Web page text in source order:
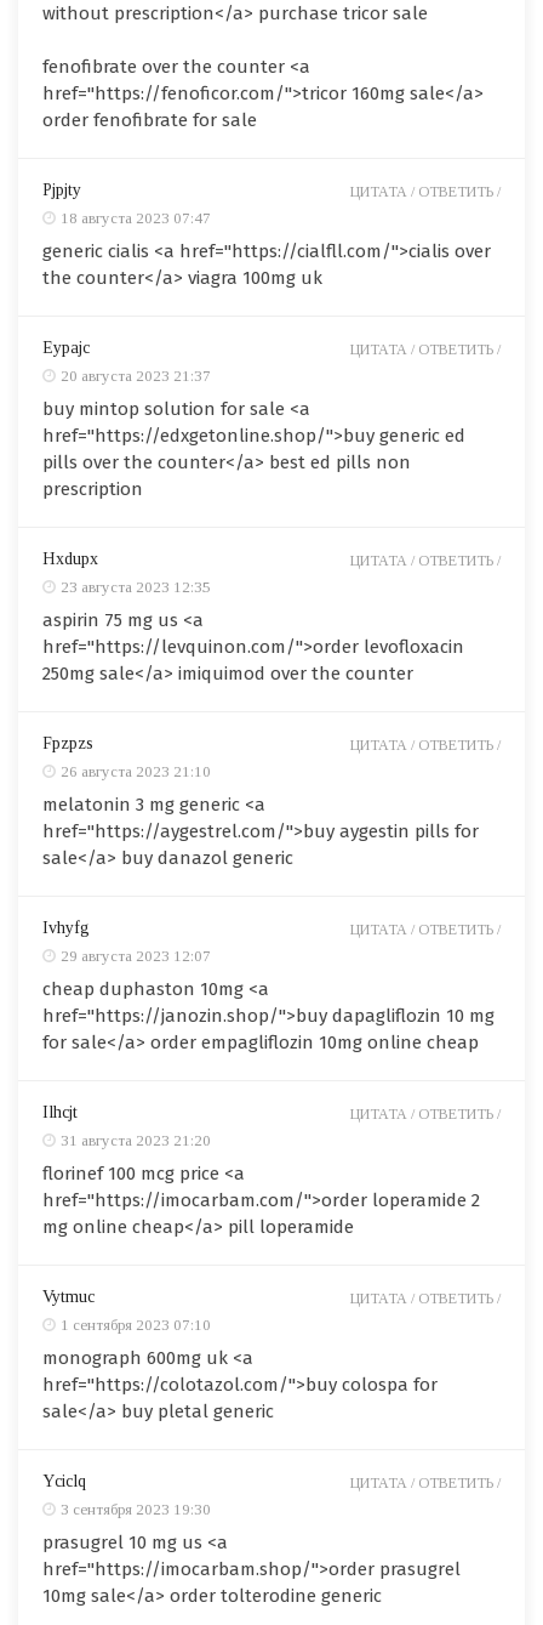
without prescription</a> purchase tricor sale
fenofibrate over the counter <a
href="https://fenoficor.com/">tricor 160mg sale</a>
order fenofibrate for sale
Pjpjty
18 августа 2023 07:47
generic cialis <a href="https://cialfll.com/">cialis over
the counter</a> viagra 100mg uk
ЦИТАТА / ОТВЕТИТЬ /
Eypajc
20 августа 2023 21:37
buy mintop solution for sale <a
href="https://edxgetonline.shop/">buy generic ed
pills over the counter</a> best ed pills non
prescription
ЦИТАТА / ОТВЕТИТЬ /
Hxdupx
23 августа 2023 12:35
aspirin 75 mg us <a
href="https://levquinon.com/">order levofloxacin
250mg sale</a> imiquimod over the counter
ЦИТАТА / ОТВЕТИТЬ /
Fpzpzs
26 августа 2023 21:10
melatonin 3 mg generic <a
href="https://aygestrel.com/">buy aygestin pills for
sale</a> buy danazol generic
ЦИТАТА / ОТВЕТИТЬ /
Ivhyfg
29 августа 2023 12:07
cheap duphaston 10mg <a
href="https://janozin.shop/">buy dapagliflozin 10 mg
for sale</a> order empagliflozin 10mg online cheap
ЦИТАТА / ОТВЕТИТЬ /
Ilhcjt
31 августа 2023 21:20
florinef 100 mcg price <a
href="https://imocarbam.com/">order loperamide 2
mg online cheap</a> pill loperamide
ЦИТАТА / ОТВЕТИТЬ /
Vytmuc
1 сентября 2023 07:10
monograph 600mg uk <a
href="https://colotazol.com/">buy colospa for
sale</a> buy pletal generic
ЦИТАТА / ОТВЕТИТЬ /
Yciclq
3 сентября 2023 19:30
prasugrel 10 mg us <a
href="https://imocarbam.shop/">order prasugrel
10mg sale</a> order tolterodine generic
ЦИТАТА / ОТВЕТИТЬ /